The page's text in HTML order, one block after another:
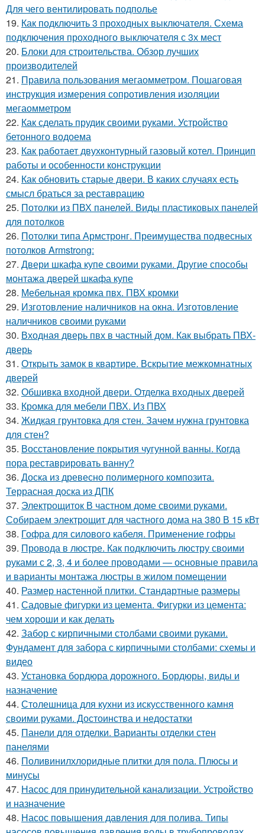
Для чего вентилировать подполье
19. Как подключить 3 проходных выключателя. Схема
подключения проходного выключателя с 3х мест
20. Блоки для строительства. Обзор лучших
производителей
21. Правила пользования мегаомметром. Пошаговая
инструкция измерения сопротивления изоляции
мегаомметром
22. Как сделать прудик своими руками. Устройство
бетонного водоема
23. Как работает двухконтурный газовый котел. Принцип
работы и особенности конструкции
24. Как обновить старые двери. В каких случаях есть
смысл браться за реставрацию
25. Потолки из ПВХ панелей. Виды пластиковых панелей
для потолков
26. Потолки типа Армстронг. Преимущества подвесных
потолков Armstrong:
27. Двери шкафа купе своими руками. Другие способы
монтажа дверей шкафа купе
28. Мебельная кромка пвх. ПВХ кромки
29. Изготовление наличников на окна. Изготовление
наличников своими руками
30. Входная дверь пвх в частный дом. Как выбрать ПВХ-
дверь
31. Открыть замок в квартире. Вскрытие межкомнатных
дверей
32. Обшивка входной двери. Отделка входных дверей
33. Кромка для мебели ПВХ. Из ПВХ
34. Жидкая грунтовка для стен. Зачем нужна грунтовка
для стен?
35. Восстановление покрытия чугунной ванны. Когда
пора реставрировать ванну?
36. Доска из древесно полимерного композита.
Террасная доска из ДПК
37. Электрощиток В частном доме своими руками.
Собираем электрощит для частного дома на 380 В 15 кВт
38. Гофра для силового кабеля. Применение гофры
39. Провода в люстре. Как подключить люстру своими
руками с 2, 3, 4 и более проводами — основные правила
и варианты монтажа люстры в жилом помещении
40. Размер настенной плитки. Стандартные размеры
41. Садовые фигурки из цемента. Фигурки из цемента:
чем хороши и как делать
42. Забор с кирпичными столбами своими руками.
Фундамент для забора с кирпичными столбами: схемы и
видео
43. Установка бордюра дорожного. Бордюры, виды и
назначение
44. Столешница для кухни из искусственного камня
своими руками. Достоинства и недостатки
45. Панели для отделки. Варианты отделки стен
панелями
46. Поливинилхлоридные плитки для пола. Плюсы и
минусы
47. Насос для принудительной канализации. Устройство
и назначение
48. Насос повышения давления для полива. Типы